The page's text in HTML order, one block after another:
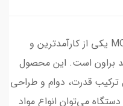
گوشت کوب برقی براون مدل MQ 50001 یکی از کارآمدترین و
براون است. این محصول
ترکیب قدرت، دوام و طراحی
می‌توان انواع مواد